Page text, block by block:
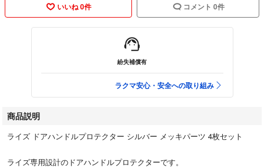
いいね 0件 コメント 0件
紛失補償有
ラクマ安心・安全への取り組み
商品説明
ライズ ドアハンドルプロテクター シルバー メッキパーツ 4枚セット
ライズ専用設計のドアハンドルプロテクターです。